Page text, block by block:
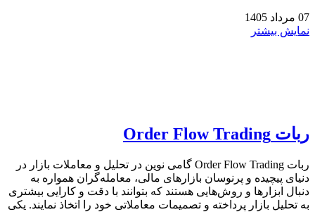
07 مرداد 1405
نمایش بیشتر
ربات Order Flow Trading
ربات Order Flow Trading گامی نوین در تحلیل و معاملات بازار در
دنیای پیچیده و پرنوسان بازارهای مالی، معامله‌گران همواره به
دنبال ابزارها و روش‌هایی هستند که بتوانند با دقت و کارایی بیشتری
به تحلیل بازار پرداخته و تصمیمات معاملاتی خود را اتخاذ نمایند. یکی